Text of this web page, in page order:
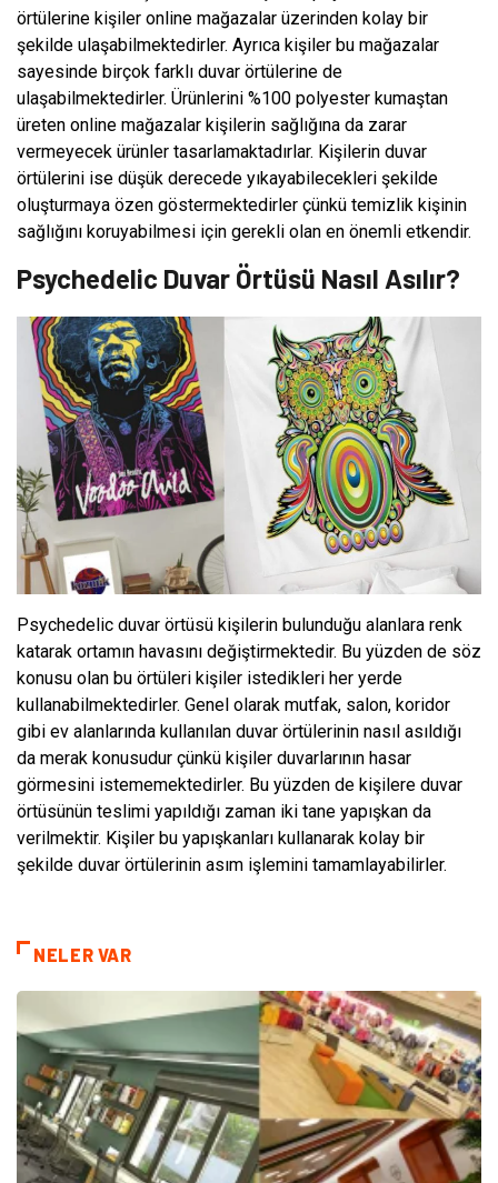
örtülerine kişiler online mağazalar üzerinden kolay bir
şekilde ulaşabilmektedirler. Ayrıca kişiler bu mağazalar
sayesinde birçok farklı duvar örtülerine de
ulaşabilmektedirler. Ürünlerini %100 polyester kumaştan
üreten online mağazalar kişilerin sağlığına da zarar
vermeyecek ürünler tasarlamaktadırlar. Kişilerin duvar
örtülerini ise düşük derecede yıkayabilecekleri şekilde
oluşturmaya özen göstermektedirler çünkü temizlik kişinin
sağlığını koruyabilmesi için gerekli olan en önemli etkendir.
Psychedelic Duvar Örtüsü Nasıl Asılır?
Psychedelic duvar örtüsü kişilerin bulunduğu alanlara renk
katarak ortamın havasını değiştirmektedir. Bu yüzden de söz
konusu olan bu örtüleri kişiler istedikleri her yerde
kullanabilmektedirler. Genel olarak mutfak, salon, koridor
gibi ev alanlarında kullanılan duvar örtülerinin nasıl asıldığı
da merak konusudur çünkü kişiler duvarlarının hasar
görmesini istememektedirler. Bu yüzden de kişilere duvar
örtüsünün teslimi yapıldığı zaman iki tane yapışkan da
verilmektir. Kişiler bu yapışkanları kullanarak kolay bir
şekilde duvar örtülerinin asım işlemini tamamlayabilirler.
NELER VAR